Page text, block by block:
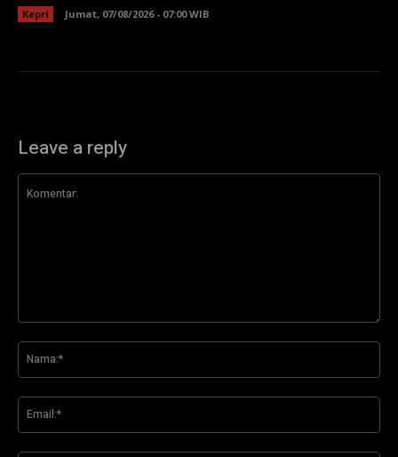
Kepri Jumat, 07/08/2026 - 07:00 WIB
Leave a reply